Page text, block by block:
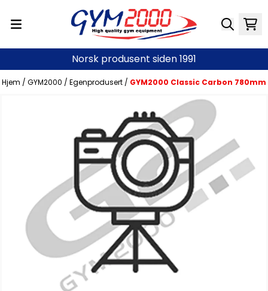
Norsk produsent siden 1991
Hjem / GYM2000 / Egenprodusert / GYM2000 Classic Carbon 780mm